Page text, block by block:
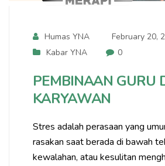
Humas YNA
February 20,
Kabar YNA
0
PEMBINAAN GURU
KARYAWAN
Stres adalah perasaan yang
rasakan saat berada di bawah
kewalahan, atau kesulitan